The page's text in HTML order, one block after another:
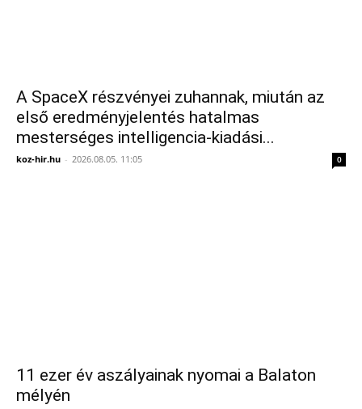
A SpaceX részvényei zuhannak, miután az
első eredményjelentés hatalmas
mesterséges intelligencia-kiadási...
koz-hir.hu - 2026.08.05. 11:05 0
11 ezer év aszályainak nyomai a Balaton
mélyén